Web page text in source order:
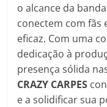
o alcance da
conectem com fãs
eficaz. Com uma
dedicação à
presença sólida
CRAZY CARPES
e a solidificar sua